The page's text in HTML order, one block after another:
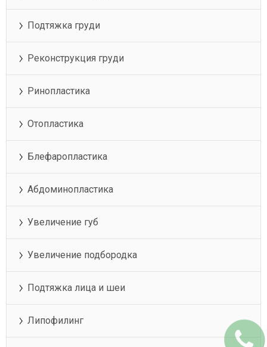
Подтяжка груди
Реконструкция груди
Ринопластика
Отопластика
Блефаропластика
Абдоминопластика
Увеличение губ
Увеличение подбородка
Подтяжка лица и шеи
Липофилинг